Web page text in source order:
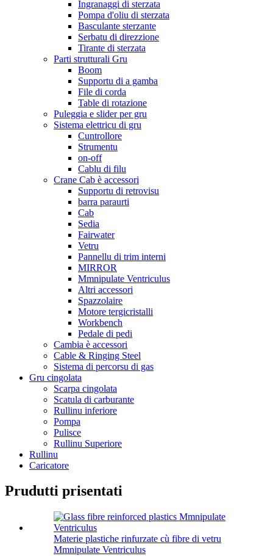
Ingranaggi di sterzata
Pompa d'oliu di sterzata
Basculante sterzante
Serbatu di direzzione
Tirante di sterzata
Parti strutturali Gru
Boom
Supportu di a gamba
File di corda
Table di rotazione
Puleggia e slider per gru
Sistema elettricu di gru
Cuntrollore
Strumentu
on-off
Cablu di filu
Crane Cab è accessori
Supportu di retrovisu
barra paraurti
Cab
Sedia
Fairwater
Vetru
Pannellu di trim interni
MIRROR
Mmnipulate Ventriculus
Altri accessori
Spazzolaire
Motore tergicristalli
Workbench
Pedale di pedi
Cambia è accessori
Cable & Ringing Steel
Sistema di percorsu di gas
Gru cingolata
Scarpa cingolata
Scatula di carburante
Rullinu inferiore
Pompa
Pulisce
Rullinu Superiore
Rullinu
Caricatore
Prudutti prisentati
Materie plastiche rinfurzate cù fibre di vetru
Mmnipulate Ventriculus